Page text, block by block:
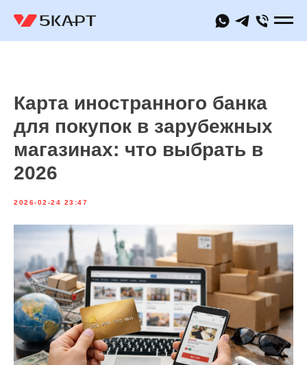
Карта иностранного банка
для покупок в зарубежных
магазинах: что выбрать в
2026
2026-02-24 23:47